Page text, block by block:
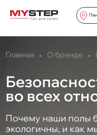
Главная О бренде
во всех
Почему наши полы
экологичны, и как